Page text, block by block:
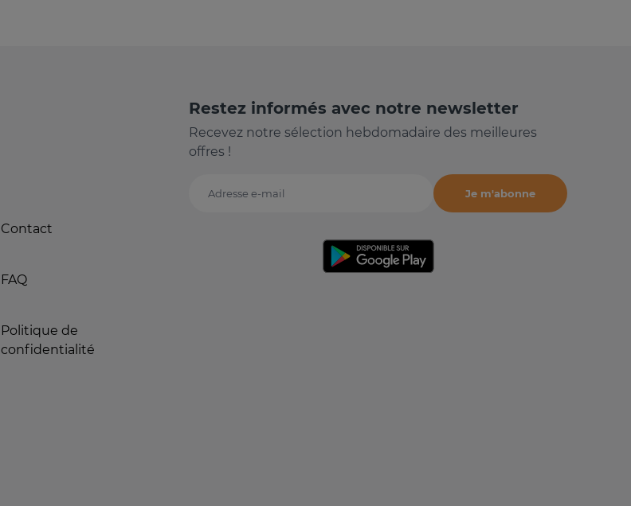
Contact
FAQ
Politique de
confidentialité
Restez informés avec notre newsletter
Recevez notre sélection hebdomadaire des meilleures
offres !
Adresse e-mail
Je m'abonne